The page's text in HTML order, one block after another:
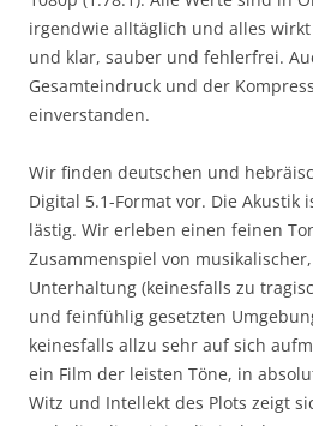
irgendwie alltäglich und alles
und klar, sauber und fehlerfrei.
Gesamteindruck und der
einverstanden.
Wir finden deutschen und
Digital 5.1-Format vor. Die Akustik
lästig. Wir erleben einen feinen
Zusammenspiel von
Unterhaltung (keinesfalls zu
und feinfühlig gesetzten
keinesfalls allzu sehr auf sich
ein Film der leisten Töne, in
Witz und Intellekt des Plots zeigt